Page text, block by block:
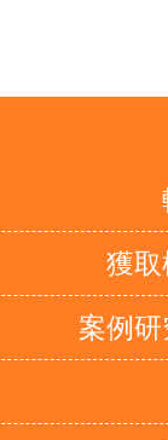
獲
案例